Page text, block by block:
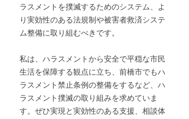
ラスメントを撲滅するためのシステム、よ
り実効性のある法規制や被害者救済システ
ム整備に取り組むべきです。
私は、ハラスメントから安全で平穏な市民
生活を保障する観点に立ち、前橋市でもハ
ラスメント禁止条例の整備をするなど、ハ
ラスメント撲滅の取り組みを求めていま
す。ぜひ実現と実効性のある支援、相談体